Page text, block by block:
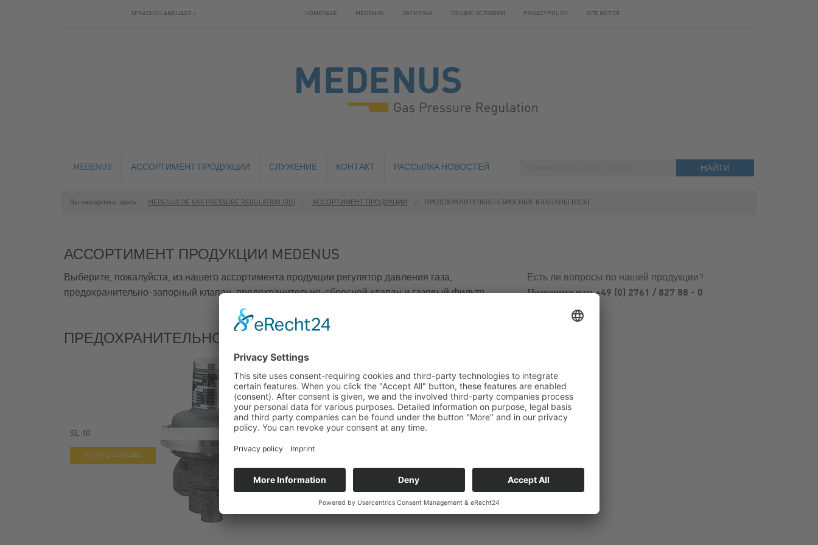
SPRACHE/LANGUAGE » HOMEPAGE MEDENUS ЗАГРУЗКА ОБЩИЕ УСЛОВИЯ PRIVACY POLICY SITE NOTICE
MEDENUS
NEWS
АССОРТИМЕНТ ПРОДУКЦИИ
РЕГУЛЯТОРЫ ДАВЛЕНИЯ ГАЗА
ПРЕДОХРАНИТЕЛЬНО-СБРОСНЫЕ КЛАПАНЫ (ПСК)
ГАЗОВЫЕ ФИЛЬТРЫ
СЛУЖЕНИЕ
TECHNICAL CHANGE (KOPIE)
КОНТАКТ
ОТЕЛИ ПОБЛИЗОСТИ
РАССЫЛКА НОВОСТЕЙ
Вы находитесь здесь: MEDENUS.DE GAS PRESSURE REGULATION (RU) АССОРТИМЕНТ ПРОДУКЦИИ ПРЕДОХРАНИТЕЛЬНО-СБРОСНЫЕ КЛАПАНЫ (ПСК)
АССОРТИМЕНТ ПРОДУКЦИИ MEDENUS
Выберите, пожалуйста, из нашего ассортимента продукции регулятор давления газа,
предохранительно-запорный клапан, предохранительно-сбросной клапан и газовый фильтр
Есть ли вопросы по нашей продукции?
Позвоните нам +49 (0) 2761 / 827 88 - 0
ПРЕДОХРАНИТЕЛЬНО-СБРОСНЫЕ КЛАПАНА
SL 10
УЗНАТЬ БОЛЬШЕ